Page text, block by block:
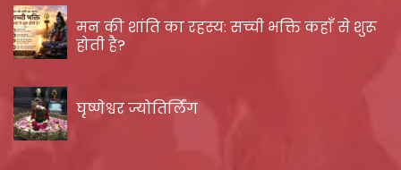
मन की शांति का रहस्य: सच्ची भक्ति कहाँ से शुरू
होती है?
घृष्णेश्वर ज्योतिर्लिंग